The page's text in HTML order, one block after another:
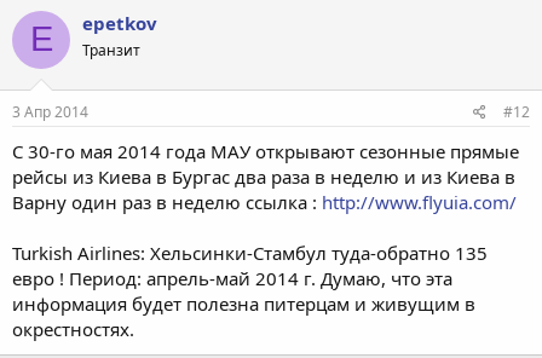
E epetkov
Транзит
3 Апр 2014 #12
С 30-го мая 2014 года МАУ открывают сезонные прямые
рейсы из Киева в Бургас два раза в неделю и из Киева в
Варну один раз в неделю ссылка : http://www.flyuia.com/
Turkish Airlines: Хельсинки-Стамбул туда-обратно 135
евро ! Период: апрель-май 2014 г. Думаю, что эта
информация будет полезна питерцам и живущим в
окрестностях.